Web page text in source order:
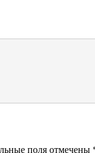
поля отмечены